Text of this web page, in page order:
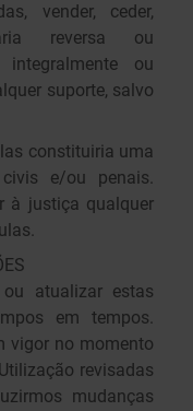
vender, ceder,
reversa ou
integralmente ou
suporte, salvo
constituiria uma
e/ou penais.
à justiça qualquer
atualizar estas
em tempos.
vigor no momento
revisadas
mudanças